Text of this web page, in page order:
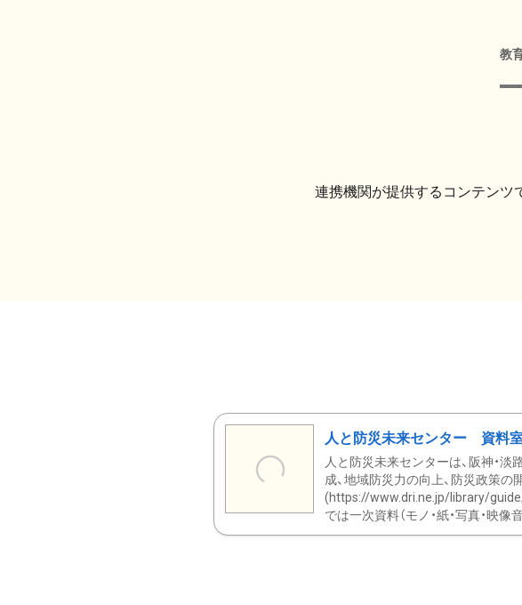
教
連携機関が提供するコンテンツ
人と防災未来センター 資料
人と防災未来センターは、阪神・
成、地域防災力の向上、防災政策
(https://www.dri.ne.jp/library/guide/
では一次資料（モノ・紙・写真・映像